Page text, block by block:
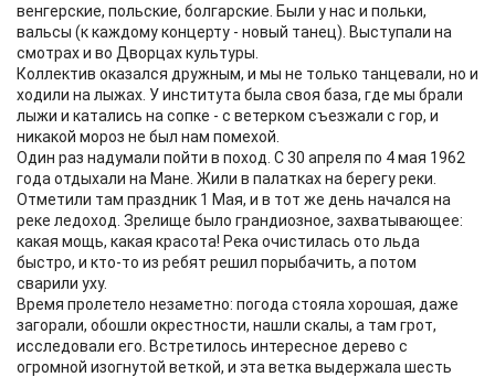
венгерские, польские, болгарские. Были у нас и польки,
вальсы (к каждому концерту - новый танец). Выступали на
смотрах и во Дворцах культуры.
Коллектив оказался дружным, и мы не только танцевали, но и
ходили на лыжах. У института была своя база, где мы брали
лыжи и катались на сопке - с ветерком съезжали с гор, и
никакой мороз не был нам помехой.
Один раз надумали пойти в поход. С 30 апреля по 4 мая 1962
года отдыхали на Мане. Жили в палатках на берегу реки.
Отметили там праздник 1 Мая, и в тот же день начался на
реке ледоход. Зрелище было грандиозное, захватывающее:
какая мощь, какая красота! Река очистилась ото льда
быстро, и кто-то из ребят решил порыбачить, а потом
сварили уху.
Время пролетело незаметно: погода стояла хорошая, даже
загорали, обошли окрестности, нашли скалы, а там грот,
исследовали его. Встретилось интересное дерево с
огромной изогнутой веткой, и эта ветка выдержала шесть